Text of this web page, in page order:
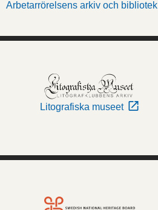
Arbetarrörelsens arkiv och bibliotek
Litografiska museet